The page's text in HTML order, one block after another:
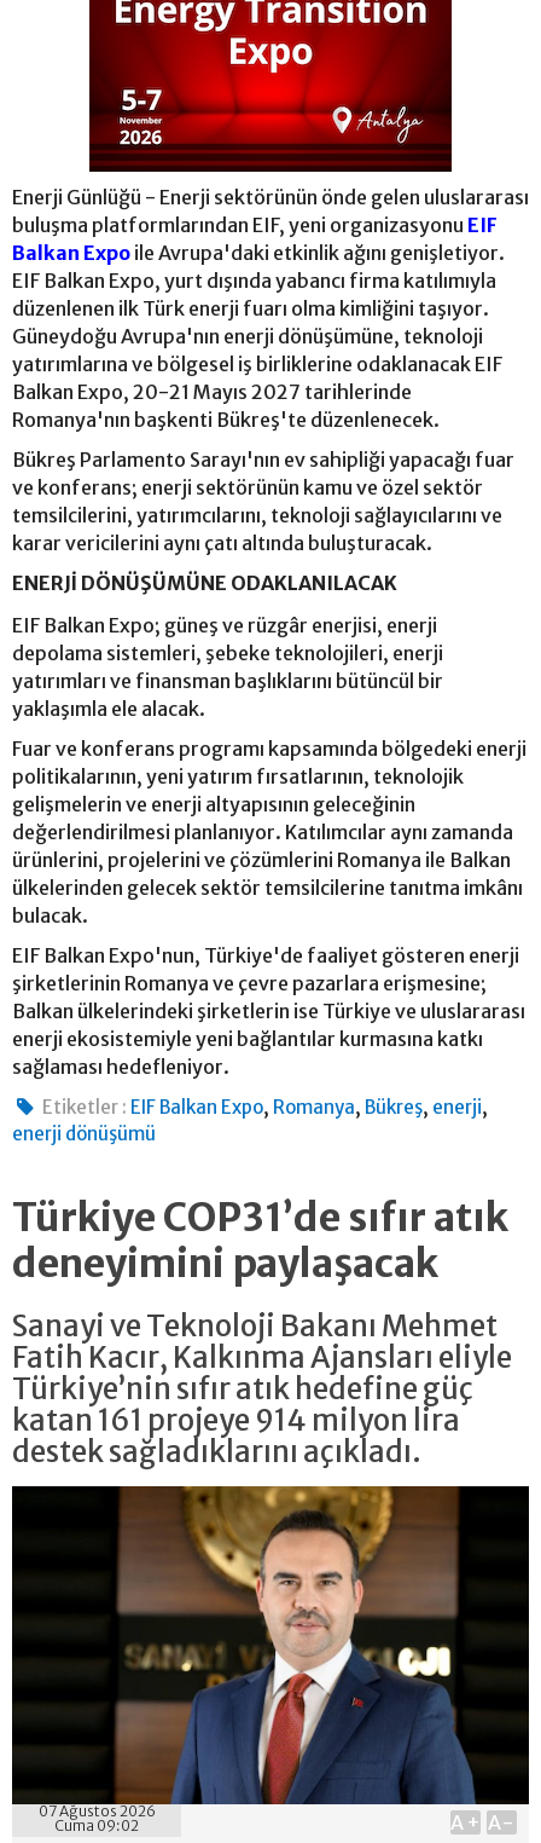
Enerji Günlüğü - Enerji sektörünün önde gelen uluslararası
buluşma platformlarından EIF, yeni organizasyonu EIF
Balkan Expo ile Avrupa'daki etkinlik ağını genişletiyor.
EIF Balkan Expo, yurt dışında yabancı firma katılımıyla
düzenlenen ilk Türk enerji fuarı olma kimliğini taşıyor.
Güneydoğu Avrupa'nın enerji dönüşümüne, teknoloji
yatırımlarına ve bölgesel iş birliklerine odaklanacak EIF
Balkan Expo, 20-21 Mayıs 2027 tarihlerinde
Romanya'nın başkenti Bükreş'te düzenlenecek.
Bükreş Parlamento Sarayı'nın ev sahipliği yapacağı fuar
ve konferans; enerji sektörünün kamu ve özel sektör
temsilcilerini, yatırımcılarını, teknoloji sağlayıcılarını ve
karar vericilerini aynı çatı altında buluşturacak.
ENERJİ DÖNÜŞÜMÜNE ODAKLANILACAK
EIF Balkan Expo; güneş ve rüzgâr enerjisi, enerji
depolama sistemleri, şebeke teknolojileri, enerji
yatırımları ve finansman başlıklarını bütüncül bir
yaklaşımla ele alacak.
Fuar ve konferans programı kapsamında bölgedeki enerji
politikalarının, yeni yatırım fırsatlarının, teknolojik
gelişmelerin ve enerji altyapısının geleceğinin
değerlendirilmesi planlanıyor. Katılımcılar aynı zamanda
ürünlerini, projelerini ve çözümlerini Romanya ile Balkan
ülkelerinden gelecek sektör temsilcilerine tanıtma imkânı
bulacak.
EIF Balkan Expo'nun, Türkiye'de faaliyet gösteren enerji
şirketlerinin Romanya ve çevre pazarlara erişmesine;
Balkan ülkelerindeki şirketlerin ise Türkiye ve uluslararası
enerji ekosistemiyle yeni bağlantılar kurmasına katkı
sağlaması hedefleniyor.
Etiketler : EIF Balkan Expo, Romanya, Bükreş, enerji,
enerji dönüşümü
Türkiye COP31’de sıfır atık
deneyimini paylaşacak
Sanayi ve Teknoloji Bakanı Mehmet
Fatih Kacır, Kalkınma Ajansları eliyle
Türkiye’nin sıfır atık hedefine güç
katan 161 projeye 914 milyon lira
destek sağladıklarını açıkladı.
07 Ağustos 2026
Cuma 09:02
A+ A-